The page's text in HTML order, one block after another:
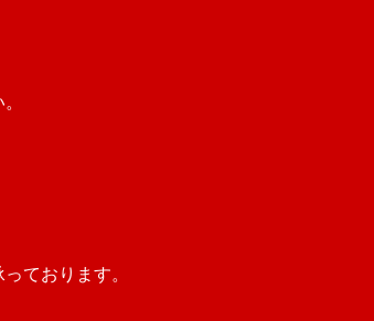
ております。